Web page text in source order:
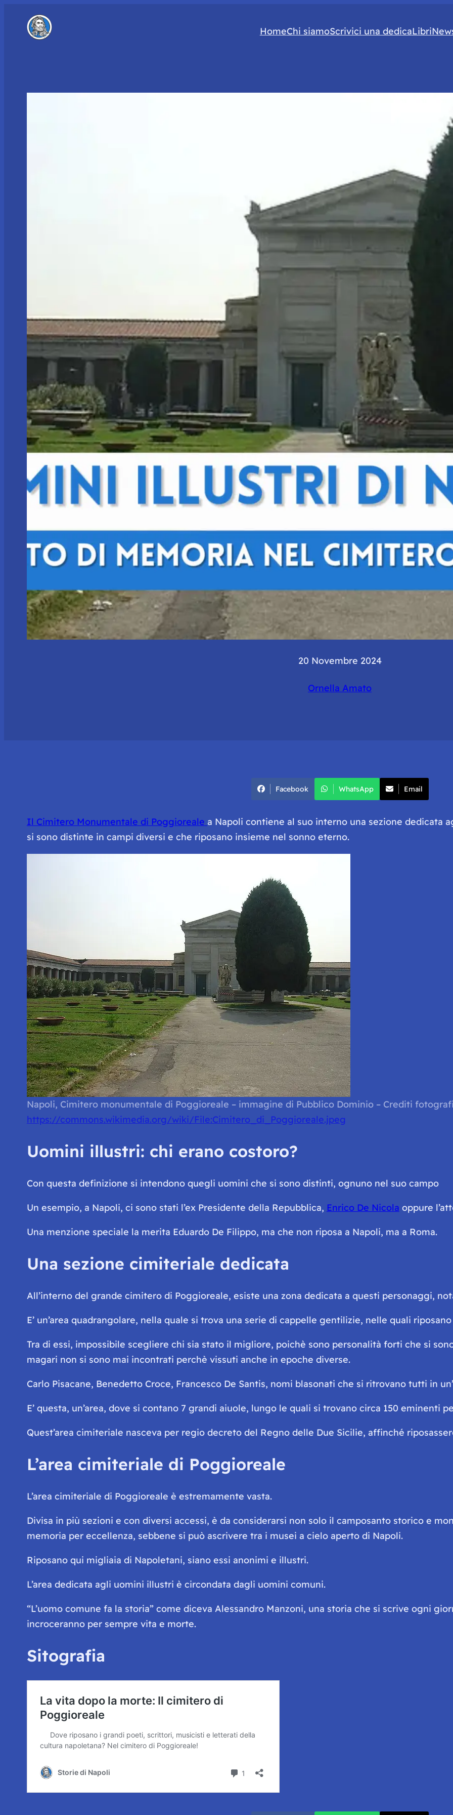
HomeChi siamoScrivici una dedicaLibri
20 Novembre 2024
Ornella Amato
Facebook WhatsApp Email
Il Cimitero Monumentale di Poggioreale a Napoli contiene al suo interno una sezione dedicata
si sono distinte in campi diversi e che riposano insieme nel sonno eterno.
Napoli, Cimitero monumentale di Poggioreale – immagine di Pubblico Dominio – Crediti
https://commons.wikimedia.org/wiki/File:Cimitero_di_Poggioreale.jpeg
Uomini illustri: chi erano costoro?
Con questa definizione si intendono quegli uomini che si sono distinti, ognuno nel suo campo
Un esempio, a Napoli, ci sono stati l’ex Presidente della Repubblica, Enrico De Nicola oppure
Una menzione speciale la merita Eduardo De Filippo, ma che non riposa a Napoli, ma a Roma.
Una sezione cimiteriale dedicata
All’interno del grande cimitero di Poggioreale, esiste una zona dedicata a questi personaggi,
E’ un’area quadrangolare, nella quale si trova una serie di cappelle gentilizie, nelle quali
Tra di essi, impossibile scegliere chi sia stato il migliore, poichè sono personalità forti che si
magari non si sono mai incontrati perchè vissuti anche in epoche diverse.
Carlo Pisacane, Benedetto Croce, Francesco De Santis, nomi blasonati che si ritrovano tutti in
E’ questa, un’area, dove si contano 7 grandi aiuole, lungo le quali si trovano circa 150 eminenti
Quest’area cimiteriale nasceva per regio decreto del Regno delle Due Sicilie, affinché
L’area cimiteriale di Poggioreale
L’area cimiteriale di Poggioreale è estremamente vasta.
Divisa in più sezioni e con diversi accessi, è da considerarsi non solo il camposanto storico e
memoria per eccellenza, sebbene si può ascrivere tra i musei a cielo aperto di Napoli.
Riposano qui migliaia di Napoletani, siano essi anonimi e illustri.
L’area dedicata agli uomini illustri è circondata dagli uomini comuni.
“L’uomo comune fa la storia”come diceva Alessandro Manzoni, una storia che si scrive ogni
incroceranno per sempre vita e morte.
Sitografia